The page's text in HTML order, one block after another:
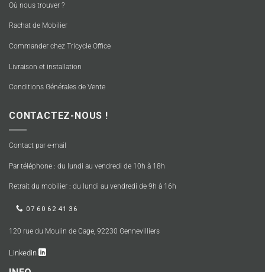
Où nous trouver ?
Rachat de Mobilier
Commander chez Tricycle Office
Livraison et installation
Conditions Générales de Vente
CONTACTEZ-NOUS !
Contact par e-mail
Par téléphone : du lundi au vendredi de 10h à 18h
Retrait du mobilier : du lundi au vendredi de 9h à 16h
07 60 62 41 36
120 rue du Moulin de Cage, 92230 Gennevilliers
Linkedin